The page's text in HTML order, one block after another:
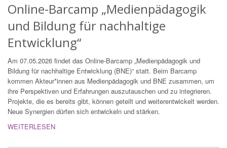
Online-Barcamp „Medienpädagogik
und Bildung für nachhaltige
Entwicklung“
Am 07.05.2026 findet das Online-Barcamp „Medienpädagogik und
Bildung für nachhaltige Entwicklung (BNE)“ statt. Beim Barcamp
kommen Akteur*innen aus Medienpädagogik und BNE zusammen, um
ihre Perspektiven und Erfahrungen auszutauschen und zu integrieren.
Projekte, die es bereits gibt, können geteilt und weiterentwickelt werden.
Neue Synergien dürfen sich entwickeln und stärken.
WEITERLESEN